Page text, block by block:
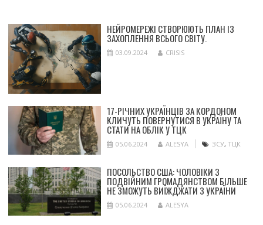
НЕЙРОМЕРЕЖІ СТВОРЮЮТЬ ПЛАН ІЗ
ЗАХОПЛЕННЯ ВСЬОГО СВІТУ.
03.09.2024 CRISIS
17-РІЧНИХ УКРАЇНЦІВ ЗА КОРДОНОМ
КЛИЧУТЬ ПОВЕРНУТИСЯ В УКРАЇНУ ТА
СТАТИ НА ОБЛІК У ТЦК
05.06.2024 ALESYA ЗСУ, ТЦК
ПОСОЛЬСТВО США: ЧОЛОВІКИ З
ПОДВІЙНИМ ГРОМАДЯНСТВОМ БІЛЬШЕ
НЕ ЗМОЖУТЬ ВИЇЖДЖАТИ З УКРАЇНИ
05.06.2024 ALESYA